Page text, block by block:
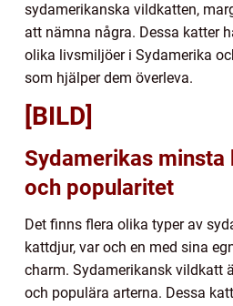
sydamerikanska vildkatten,
att nämna några. Dessa katter
olika livsmiljöer i Sydamerika
som hjälper dem överleva.
[BILD]
Sydamerikas
och popularitet
Det finns flera olika typer av
kattdjur, var och en med sina
charm. Sydamerikansk vildkatt
och populära arterna. Dessa